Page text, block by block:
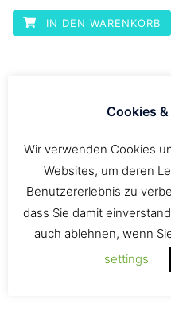
IN DEN WARENKORB
supkultur Cap, myrtle
beach 6 Panel
14,99€
AUSFÜHRUNG WÄHLEN
Produkt
Cookies
Wir verwenden Cookies
Websites, um deren
Benutzererlebnis zu
dass Sie damit
auch ablehnen, wenn
settings